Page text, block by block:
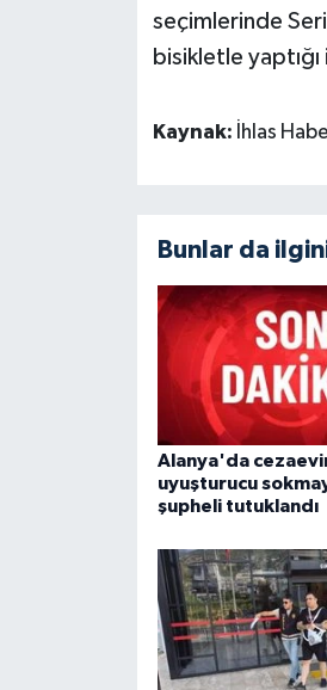
seçimlerinde
bisikletle
Kaynak: İhlas
Bunlar da
Alanya'da
uyuşturucu
şupheli tutuklandı